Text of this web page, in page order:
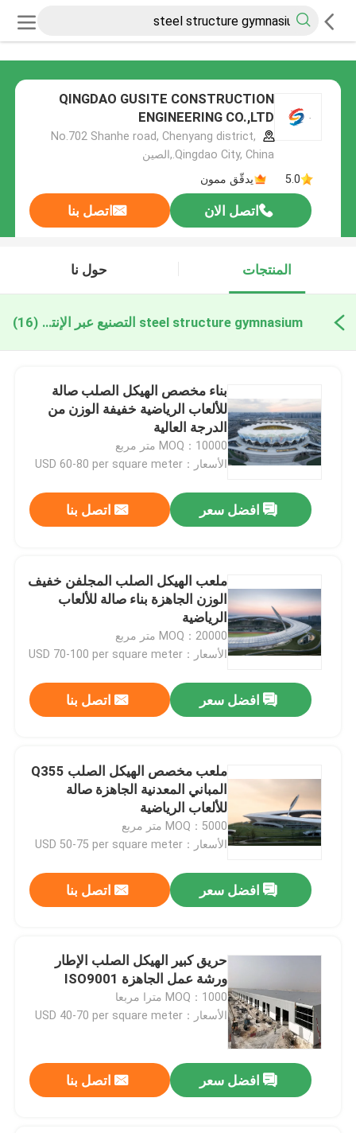
QINGDAO GUSITE CONSTRUCTION
ENGINEERING CO.,LTD
No.702 Shanhe road, Chenyang district,
Qingdao City, China.,الصين
5.0
يدقّق ممون
اتصل الان اتصل بنا
المنتجات حول نا
steel structure gymnasium التصنيع عبر الإنترنت (16)
بناء مخصص الهيكل الصلب صالة
للألعاب الرياضية خفيفة الوزن من
الدرجة العالية
MOQ：10000 متر مربع
الأسعار：USD 60-80 per square meter
افضل سعر اتصل بنا
ملعب الهيكل الصلب المجلفن خفيف
الوزن الجاهزة بناء صالة للألعاب
الرياضية
MOQ：20000 متر مربع
الأسعار：USD 70-100 per square meter
افضل سعر اتصل بنا
ملعب مخصص الهيكل الصلب Q355
المباني المعدنية الجاهزة صالة
للألعاب الرياضية
MOQ：5000 متر مربع
الأسعار：USD 50-75 per square meter
افضل سعر اتصل بنا
حريق كبير الهيكل الصلب الإطار
ورشة عمل الجاهزة ISO9001
MOQ：1000 مترا مربعا
الأسعار：USD 40-70 per square meter
افضل سعر اتصل بنا